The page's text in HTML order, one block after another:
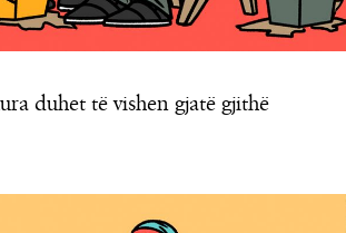
duhet të vishen gjatë gjithë